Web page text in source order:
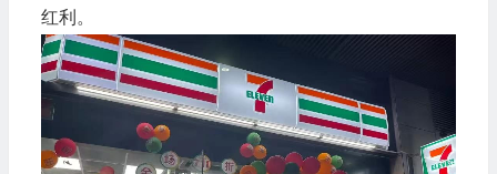
红利。